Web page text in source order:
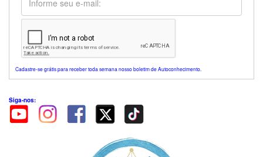
Cadastre-se grátis para receber toda semana nosso boletim de Autoconhecimento.
Siga-nos: